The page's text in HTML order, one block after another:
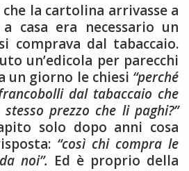
la cartolina arrivasse a
casa era necessario un
comprava dal tabaccaio.
un’edicola per parecchi
un giorno le chiesi “perché
dal tabaccaio che
prezzo che li paghi?”
solo dopo anni cosa
“così chi compra le
noi”. Ed è proprio della